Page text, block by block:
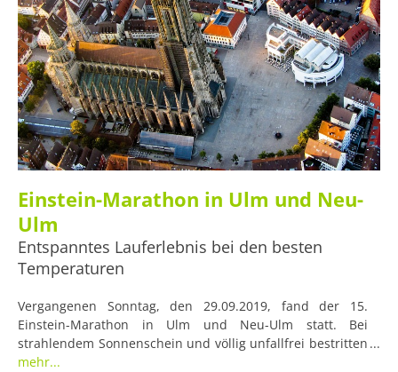
Einstein-Marathon in Ulm und Neu-
Ulm
Entspanntes Lauferlebnis bei den besten
Temperaturen
Vergangenen Sonntag, den 29.09.2019, fand der 15.
Einstein-Marathon in Ulm und Neu-Ulm statt. Bei
strahlendem Sonnenschein und völlig unfallfrei bestritten
die Läufer/-innen das größte Laufevent der Region.
mehr...